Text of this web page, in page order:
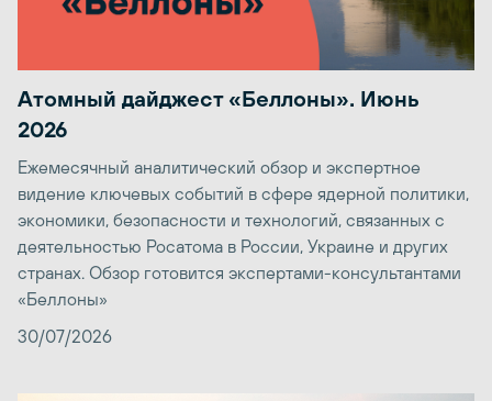
Атомный дайджест «Беллоны». Июнь
2026
Ежемесячный аналитический обзор и экспертное
видение ключевых событий в сфере ядерной политики,
экономики, безопасности и технологий, связанных с
деятельностью Росатома в России, Украине и других
странах. Обзор готовится экспертами-консультантами
«Беллоны»
30/07/2026